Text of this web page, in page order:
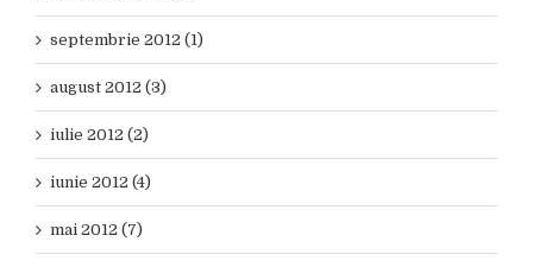
septembrie 2012 (1)
august 2012 (3)
iulie 2012 (2)
iunie 2012 (4)
mai 2012 (7)